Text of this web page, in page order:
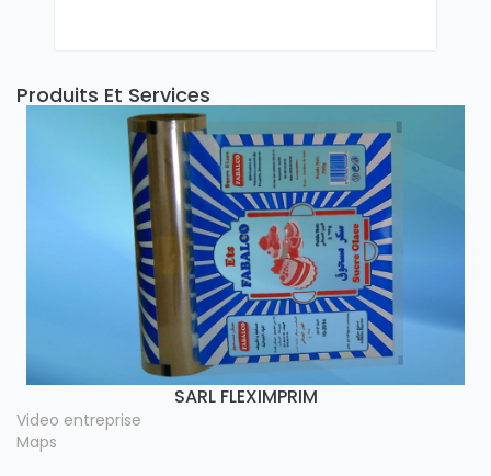
Produits Et Services
SARL FLEXIMPRIM
Video entreprise
Maps